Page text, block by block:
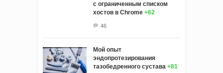
с ограниченным списком
хостов в Chrome +62
46
Мой опыт
эндопротезирования
тазобедренного сустава +81